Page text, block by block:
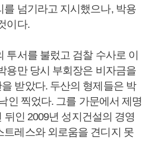
를 넘기라고 지시했으나, 박용
이다.
투서를 불렀고 검찰 수사로 이
용만 당시 부회장은 비자금을
받았다. 두산의 형제들은 박
인 찍었다. 그를 가문에서 제명
뒤인 2009년 성지건설의 경영
트레스와 외로움을 견디지 못